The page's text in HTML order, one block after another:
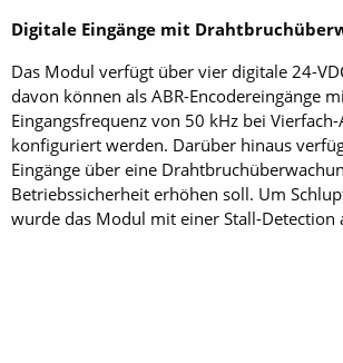
Digitale Eingänge mit
Das Modul verfügt über vier digitale 24-
davon können als ABR-Encodereingänge
Eingangsfrequenz von 50 kHz bei
konfiguriert werden. Darüber hinaus
Eingänge über eine
Betriebssicherheit erhöhen soll. Um
wurde das Modul mit einer Stall-